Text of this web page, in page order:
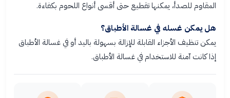
المقاوم للصدأ، يمكنها تقطيع حتى أقسى أنواع اللحوم بكفاءة.
هل يمكن غسله في غسالة الأطباق؟
يمكن تنظيف الأجزاء القابلة للإزالة بسهولة باليد أو في غسالة الأطباق
إذا كانت آمنة للاستخدام في غسالة الأطباق.